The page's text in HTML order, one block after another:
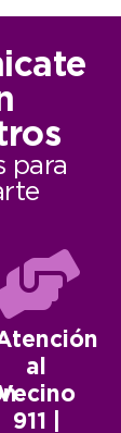
para
al
911 |